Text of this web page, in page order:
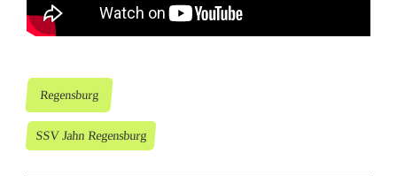
Regensburg
SSV Jahn Regensburg